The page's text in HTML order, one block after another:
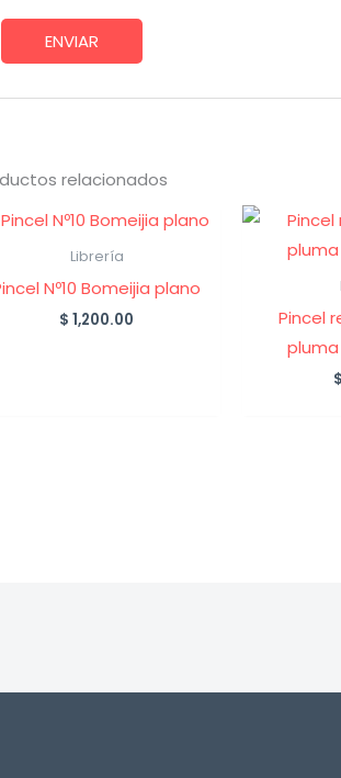
relacionados
Librería
Nº10 Bomeijia plano
$ 1,200.00
Pincel
pluma
$